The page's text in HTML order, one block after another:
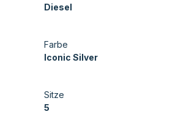
Diesel
Farbe
Iconic Silver
Sitze
5